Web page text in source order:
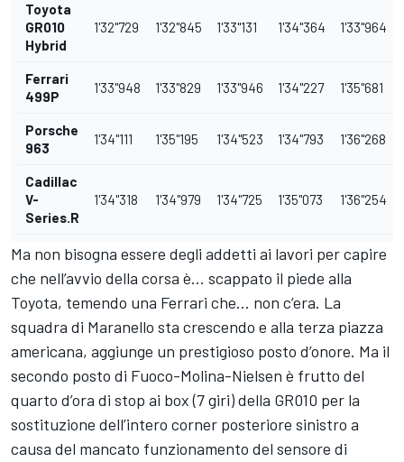
Toyota
GR010
Hybrid
1'32"729 1'32"845 1'33"131 1'34"364 1'33"964
Ferrari
499P
1'33"948 1'33"829 1'33"946 1'34"227 1'35"681
Porsche
963
1'34"111 1'35"195 1'34"523 1'34"793 1'36"268
Cadillac
V-
Series.R
1'34"318 1'34"979 1'34"725 1'35"073 1'36"254
Ma non bisogna essere degli addetti ai lavori per capire
che nell’avvio della corsa è… scappato il piede alla
Toyota, temendo una Ferrari che… non c’era. La
squadra di Maranello sta crescendo e alla terza piazza
americana, aggiunge un prestigioso posto d’onore. Ma il
secondo posto di Fuoco-Molina-Nielsen è frutto del
quarto d’ora di stop ai box (7 giri) della GR010 per la
sostituzione dell’intero corner posteriore sinistro a
causa del mancato funzionamento del sensore di